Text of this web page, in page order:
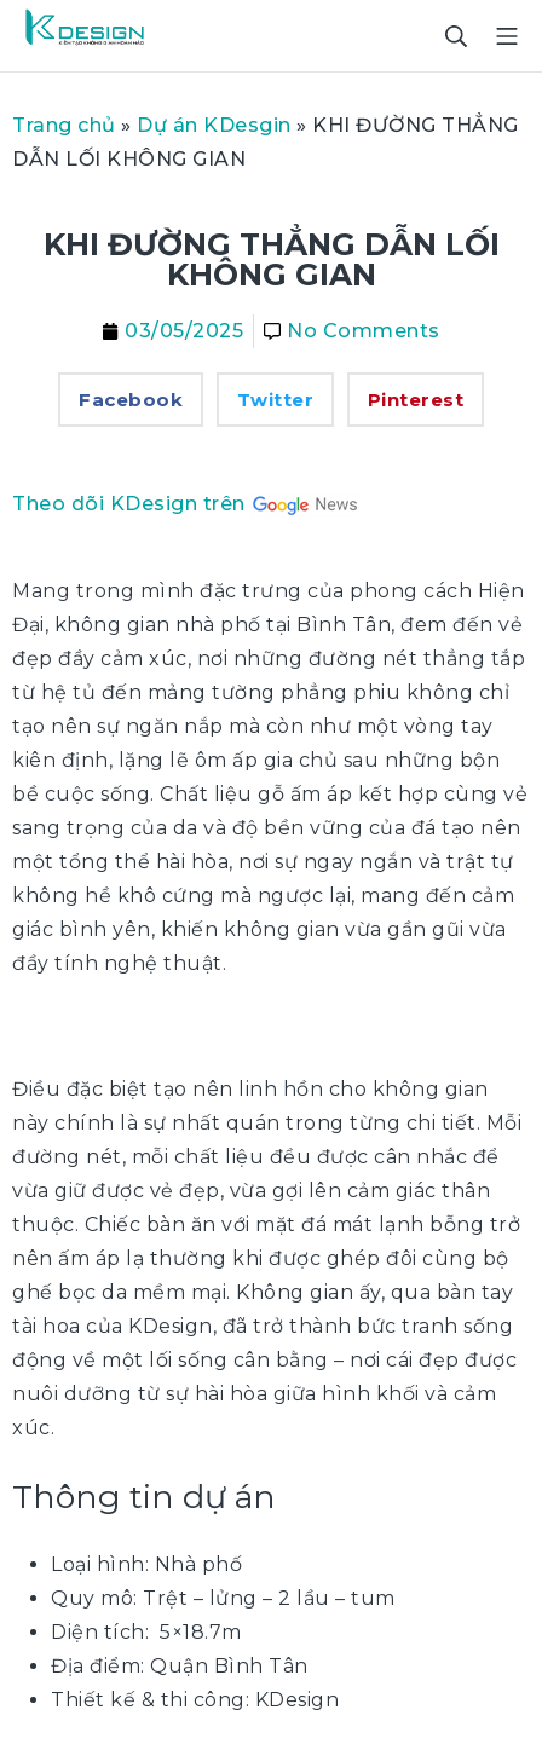
Trang chủ » Dự án KDesgin » KHI ĐƯỜNG THẲNG
DẪN LỐI KHÔNG GIAN
KHI ĐƯỜNG THẲNG DẪN LỐI
KHÔNG GIAN
03/05/2025 No Comments
Facebook Twitter Pinterest
Theo dõi KDesign trên
Mang trong mình đặc trưng của phong cách Hiện
Đại, không gian nhà phố tại Bình Tân, đem đến vẻ
đẹp đầy cảm xúc, nơi những đường nét thẳng tắp
từ hệ tủ đến mảng tường phẳng phiu không chỉ
tạo nên sự ngăn nắp mà còn như một vòng tay
kiên định, lặng lẽ ôm ấp gia chủ sau những bộn
bề cuộc sống. Chất liệu gỗ ấm áp kết hợp cùng vẻ
sang trọng của da và độ bền vững của đá tạo nên
một tổng thể hài hòa, nơi sự ngay ngắn và trật tự
không hề khô cứng mà ngược lại, mang đến cảm
giác bình yên, khiến không gian vừa gần gũi vừa
đầy tính nghệ thuật.
Điều đặc biệt tạo nên linh hồn cho không gian
này chính là sự nhất quán trong từng chi tiết. Mỗi
đường nét, mỗi chất liệu đều được cân nhắc để
vừa giữ được vẻ đẹp, vừa gợi lên cảm giác thân
thuộc. Chiếc bàn ăn với mặt đá mát lạnh bỗng trở
nên ấm áp lạ thường khi được ghép đôi cùng bộ
ghế bọc da mềm mại. Không gian ấy, qua bàn tay
tài hoa của KDesign, đã trở thành bức tranh sống
động về một lối sống cân bằng – nơi cái đẹp được
nuôi dưỡng từ sự hài hòa giữa hình khối và cảm
xúc.
Thông tin dự án
Loại hình: Nhà phố
Quy mô: Trệt – lửng – 2 lầu – tum
Diện tích: 5×18.7m
Địa điểm: Quận Bình Tân
Thiết kế & thi công: KDesign